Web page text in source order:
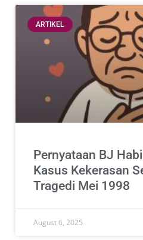
ARTIKEL
Pernyataan BJ
Kasus Kekerasan
Tragedi Mei 1998
August 6, 2025